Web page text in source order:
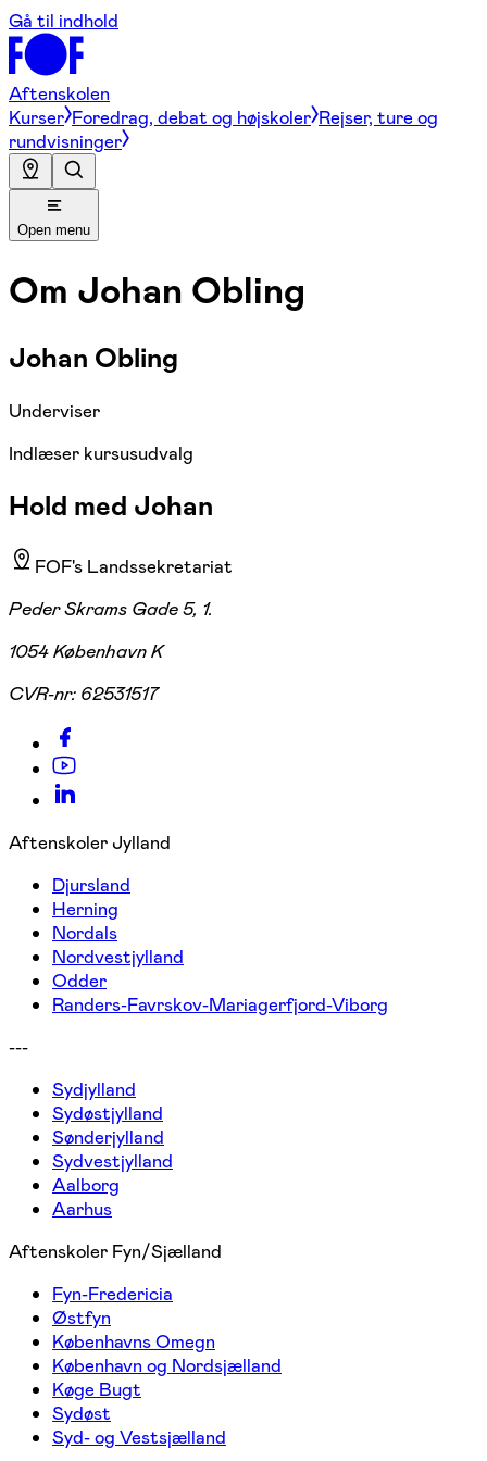
Gå til indhold
Aftenskolen
Kurser Foredrag, debat og højskoler Rejser, ture og
rundvisninger
Open menu
Om Johan Obling
Johan Obling
Underviser
Indlæser kursusudvalg
Hold med Johan
FOF's Landssekretariat
Peder Skrams Gade 5, 1.
1054 København K
CVR-nr: 62531517
Aftenskoler Jylland
Djursland
Herning
Nordals
Nordvestjylland
Odder
Randers-Favrskov-Mariagerfjord-Viborg
---
Sydjylland
Sydøstjylland
Sønderjylland
Sydvestjylland
Aalborg
Aarhus
Aftenskoler Fyn/Sjælland
Fyn-Fredericia
Østfyn
Københavns Omegn
København og Nordsjælland
Køge Bugt
Sydøst
Syd- og Vestsjælland